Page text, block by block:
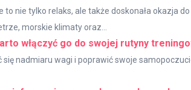
to nie tylko relaks, ale także doskonała okazja
morskie klimaty oraz...
włączyć go do swojej rutyny
nadmiaru wagi i poprawić swoje